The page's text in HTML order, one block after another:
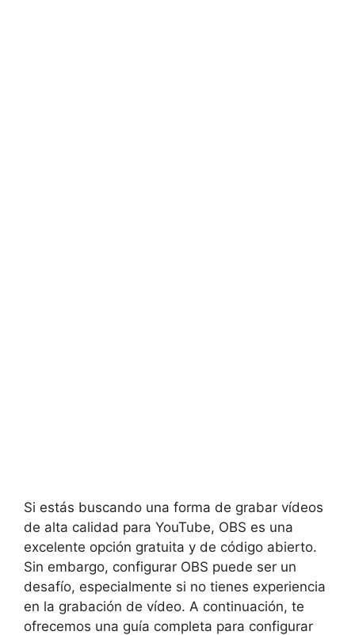
Si estás buscando una forma de grabar vídeos
de alta calidad para YouTube, OBS es una
excelente opción gratuita y de código abierto.
Sin embargo, configurar OBS puede ser un
desafío, especialmente si no tienes experiencia
en la grabación de vídeo. A continuación, te
ofrecemos una guía completa para configurar